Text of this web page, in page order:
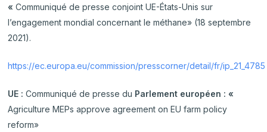
«Communiqué de presse conjoint UE-États-Unis sur
l’engagement mondial concernant le méthane» (18 septembre
2021).
https://ec.europa.eu/commission/presscorner/detail/fr/ip_21_4785
UE :Communiqué de presse du Parlement européen : «
Agriculture MEPs approve agreement on EU farm policy
reform»